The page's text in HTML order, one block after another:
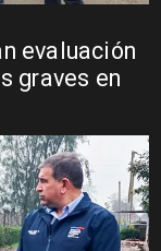
evaluación
graves en